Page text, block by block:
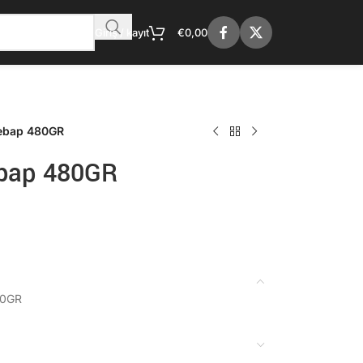
Giriş / kayıt €0,00
480GR
480GR